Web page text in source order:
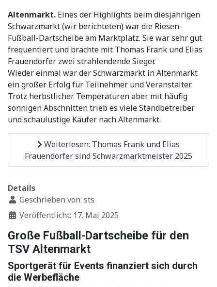
Altenmarkt. Eines der Highlights beim diesjährigen
Schwarzmarkt (wir berichteten) war die Riesen-
Fußball-Dartscheibe am Marktplatz. Sie war sehr gut
frequentiert und brachte mit Thomas Frank und Elias
Frauendorfer zwei strahlendende Sieger.
Wieder einmal war der Schwarzmarkt in Altenmarkt
ein großer Erfolg für Teilnehmer und Veranstalter.
Trotz herbstlicher Temperaturen aber mit häufig
sonnigen Abschnitten trieb es viele Standbetreiber
und schaulustige Käufer nach Altenmarkt.
Weiterlesen: Thomas Frank und Elias
Frauendorfer sind Schwarzmarktmeister 2025
Details
Geschrieben von: sts
Veröffentlicht: 17. Mai 2025
Große Fußball-Dartscheibe für den
TSV Altenmarkt
Sportgerät für Events finanziert sich durch
die Werbefläche